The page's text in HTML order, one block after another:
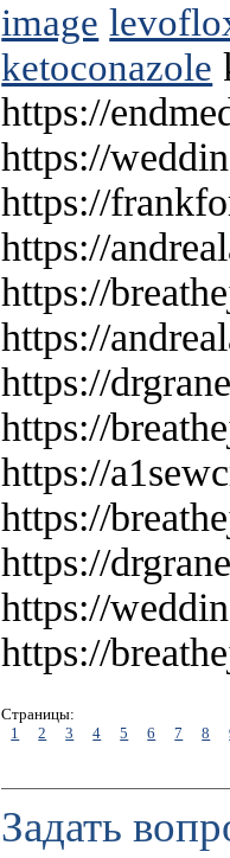
image
ketoconazole
https://
https://
https://
https://
https://
https://
https://
https://
https://
https://
https://
https://
https://
Страницы:
1
2 3 4 5 6 7 8
Задать